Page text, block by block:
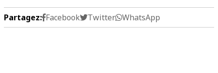
Partagez: Facebook Twitter WhatsApp